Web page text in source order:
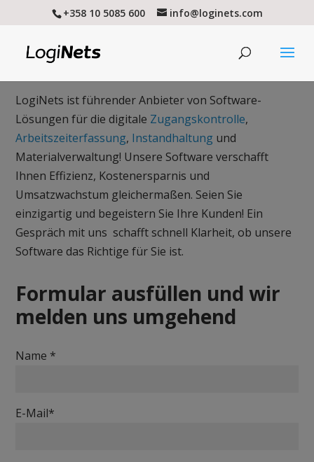
+358 10 5085 600 info@loginets.com
LogiNets ist führender Anbieter von Software-
Lösungen für die digitale Zugangskontrolle,
Arbeitszeiterfassung, Instandhaltung und
Materialverwaltung! Unsere Software verschafft
Ihnen Effizienz, Kostenersparnis und
Umsatzwachstum gleichermaßen. Seien Sie
einzigartig und begeistern Sie Ihre Kunden! Ein
Gespräch mit uns schafft schnell Klarheit, ob unsere
Software das Richtige für Sie ist.
Formular ausfüllen und wir
melden uns umgehend
Name *
E-Mail*